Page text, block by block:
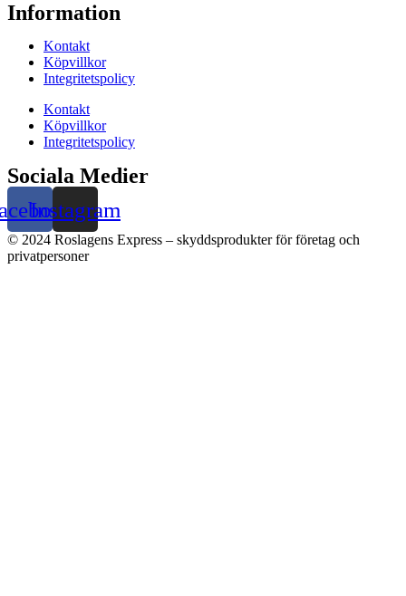
Information
Kontakt
Köpvillkor
Integritetspolicy
Kontakt
Köpvillkor
Integritetspolicy
Sociala Medier
Instagram
© 2024 Roslagens Express – skyddsprodukter för företag och
privatpersoner